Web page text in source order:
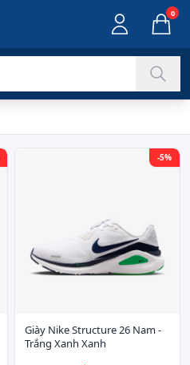
0
-5%
Giày Nike Structure 26 Nam -
Trắng Xanh Xanh